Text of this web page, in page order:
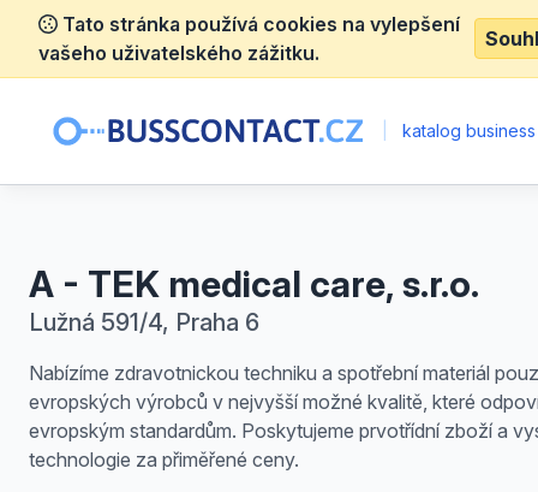
Tato stránka používá cookies na vylepšení
vašeho uživatelského zážitku.
katalog
A - TEK medical care, s.r.o.
Lužná 591/4, Praha 6
Nabízíme zdravotnickou techniku a spotřební materiál
evropských výrobců v nejvyšší možné kvalitě, které
evropským standardům. Poskytujeme prvotřídní zboží a
technologie za přiměřené ceny.